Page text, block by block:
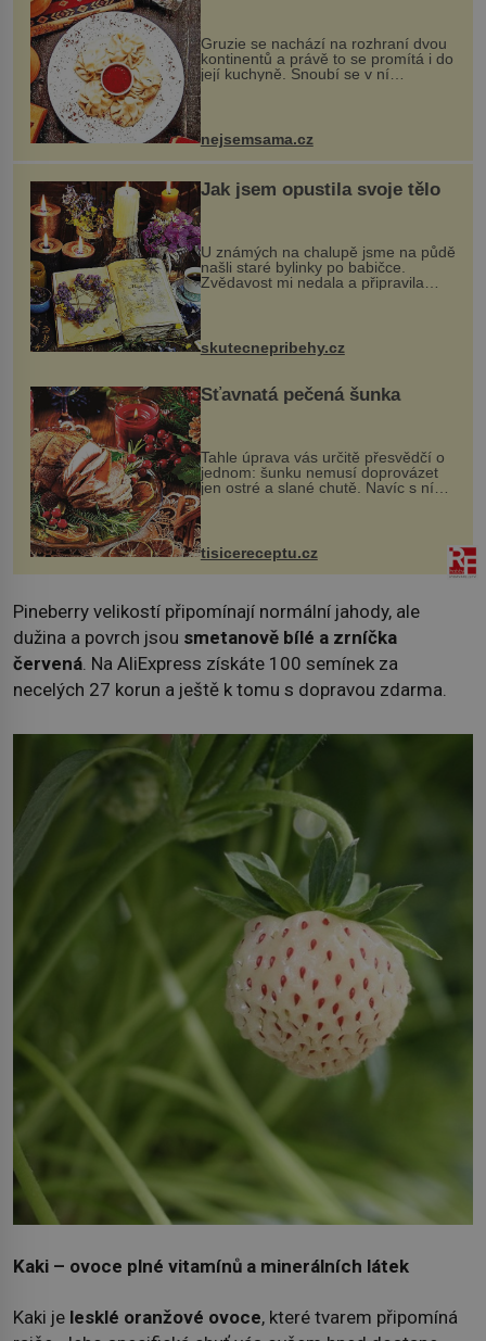
Gruzie se nachází na rozhraní dvou
kontinentů a právě to se promítá i do
její kuchyně. Snoubí se v ní
evropské a asijské chutě a díky tomu
pokrmy, které rozhodně st...
nejsemsama.cz
Jak jsem opustila svoje tělo
U známých na chalupě jsme na půdě
našli staré bylinky po babičce.
Zvědavost mi nedala a připravila
jsem si z nich lektvar… Zimní pobyt
na chalupě se pro mě vlastní vinou
změnil v děsivý zážitek, na kt...
skutecnepribehy.cz
Šťavnatá pečená šunka
Tahle úprava vás určitě přesvědčí o
jednom: šunku nemusí doprovázet
jen ostré a slané chutě. Navíc s ní
nakrmíte poměrně hodně hladových
krků. Ingredience sádlo 3 kg šunky
vcelku 3 stroužky česneku hl...
tisicereceptu.cz
Pineberry velikostí připomínají normální jahody, ale
dužina a povrch jsou smetanově bílé a zrníčka
červená. Na AliExpress získáte 100 semínek za
necelých 27 korun a ještě k tomu s dopravou zdarma.
Kaki – ovoce plné vitamínů a minerálních látek
Kaki je lesklé oranžové ovoce, které tvarem připomíná